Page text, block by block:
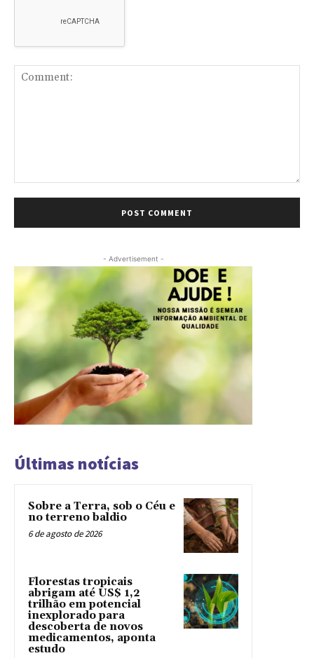
- Advertisement -
Últimas notícias
Sobre a Terra, sob o Céu e
no terreno baldio
6 de agosto de 2026
Florestas tropicais
abrigam até US$ 1,2
trilhão em potencial
inexplorado para
descoberta de novos
medicamentos, aponta
estudo